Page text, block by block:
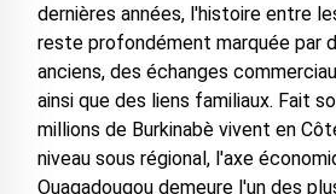
dernières années, l'histoire entre
reste profondément marquée par
anciens, des échanges
ainsi que des liens familiaux. Fait
millions de Burkinabè vivent en
niveau sous régional, l'axe
Ouagadougou demeure l'un des